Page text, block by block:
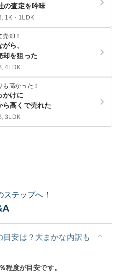
の査定を吟味
, 1K・1LDK
却！
ら、
却を狙った
, 4LDK
高かった！
かけに
ら高くで売れた
, 3LDK
テップへ！
目安は？大まかな内訳も
程度が目安です。